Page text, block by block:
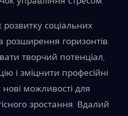
соціальних
розширення горизонтів.
творчий потенціал,
і зміцнити професійні
нові можливості для
зростання. Вдалий